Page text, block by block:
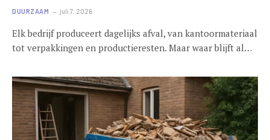
DUURZAAM juli 7, 2026
Elk bedrijf produceert dagelijks afval, van kantoormateriaal
tot verpakkingen en productieresten. Maar waar blijft al…